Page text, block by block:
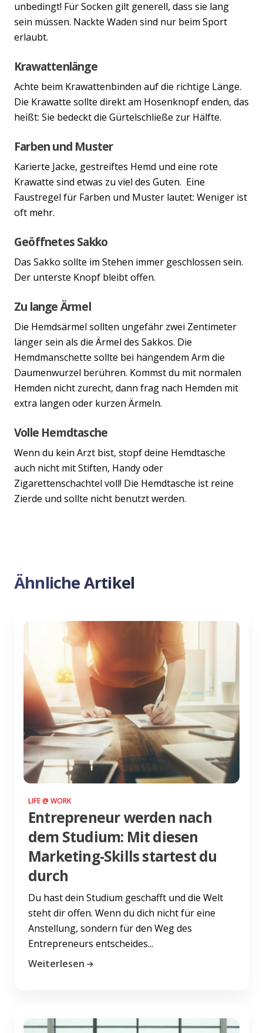
unbedingt! Für Socken gilt generell, dass sie lang
sein müssen. Nackte Waden sind nur beim Sport
erlaubt.
Krawattenlänge
Achte beim Krawattenbinden auf die richtige Länge.
Die Krawatte sollte direkt am Hosenknopf enden, das
heißt: Sie bedeckt die Gürtelschließe zur Hälfte.
Farben und Muster
Karierte Jacke, gestreiftes Hemd und eine rote
Krawatte sind etwas zu viel des Guten. Eine
Faustregel für Farben und Muster lautet: Weniger ist
oft mehr.
Geöffnetes Sakko
Das Sakko sollte im Stehen immer geschlossen sein.
Der unterste Knopf bleibt offen.
Zu lange Ärmel
Die Hemdsärmel sollten ungefähr zwei Zentimeter
länger sein als die Ärmel des Sakkos. Die
Hemdmanschette sollte bei hängendem Arm die
Daumenwurzel berühren. Kommst du mit normalen
Hemden nicht zurecht, dann frag nach Hemden mit
extra langen oder kurzen Ärmeln.
Volle Hemdtasche
Wenn du kein Arzt bist, stopf deine Hemdtasche
auch nicht mit Stiften, Handy oder
Zigarettenschachtel voll! Die Hemdtasche ist reine
Zierde und sollte nicht benutzt werden.
Ähnliche Artikel
LIFE @ WORK
Entrepreneur werden nach
dem Studium: Mit diesen
Marketing-Skills startest du
durch
Du hast dein Studium geschafft und die Welt
steht dir offen. Wenn du dich nicht für eine
Anstellung, sondern für den Weg des
Entrepreneurs entscheides...
Weiterlesen